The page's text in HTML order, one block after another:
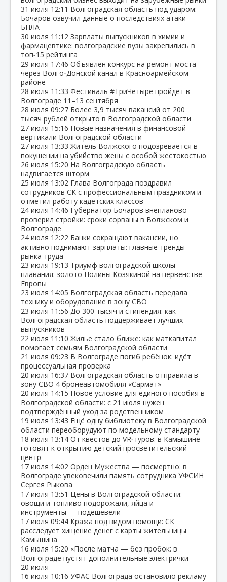
31 июля 12:11 Волгоградская область под ударом:
Бочаров озвучил данные о последствиях атаки
БПЛА
30 июля 11:12 Зарплаты выпускников в химии и
фармацевтике: волгоградские вузы закрепились в
топ‑15 рейтинга
29 июля 17:46 Объявлен конкурс на ремонт моста
через Волго‑Донской канал в Красноармейском
районе
28 июля 11:33 Фестиваль #ТриЧетыре пройдёт в
Волгограде 11–13 сентября
28 июля 09:27 Более 3,9 тысяч вакансий от 200
тысяч рублей открыто в Волгоградской области
27 июля 15:16 Новые назначения в финансовой
вертикали Волгоградской области
27 июля 13:33 Житель Волжского подозревается в
покушении на убийство жены с особой жестокостью
26 июля 15:20 На Волгоградскую область
надвигается шторм
25 июля 13:02 Глава Волгограда поздравил
сотрудников СК с профессиональным праздником и
отметил работу кадетских классов
24 июля 14:46 Губернатор Бочаров внепланово
проверил стройки: сроки сорваны в Волжском и
Волгограде
24 июля 12:22 Банки сокращают вакансии, но
активно поднимают зарплаты: главные тренды
рынка труда
23 июля 19:13 Триумф волгоградской школы
плавания: золото Полины Козякиной на первенстве
Европы
23 июля 14:05 Волгоградская область передала
технику и оборудование в зону СВО
23 июля 11:56 До 300 тысяч и стипендия: как
Волгоградская область поддерживает лучших
выпускников
22 июля 11:10 Жильё стало ближе: как маткапитал
помогает семьям Волгоградской области
21 июля 09:23 В Волгограде погиб ребёнок: идёт
процессуальная проверка
20 июля 16:37 Волгоградская область отправила в
зону СВО 4 бронеавтомобиля «Сармат»
20 июля 14:15 Новое условие для единого пособия в
Волгоградской области: с 21 июля нужен
подтверждённый уход за родственником
19 июля 13:43 Ещё одну библиотеку в Волгоградской
области переоборудуют по модельному стандарту
18 июля 13:14 От квестов до VR‑туров: в Камышине
готовят к открытию детский просветительский
центр
17 июля 14:02 Орден Мужества — посмертно: в
Волгограде увековечили память сотрудника УФСИН
Сергея Рыкова
17 июля 13:51 Цены в Волгоградской области:
овощи и топливо подорожали, яйца и
инструменты — подешевели
17 июля 09:44 Кража под видом помощи: СК
расследует хищение денег с карты жительницы
Камышина
16 июля 15:20 «После матча — без пробок: в
Волгограде пустят дополнительные электрички
20 июля
16 июля 10:16 УФАС Волгограда остановило рекламу